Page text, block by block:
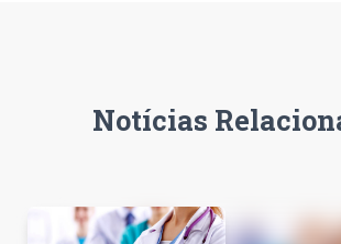
Notícias